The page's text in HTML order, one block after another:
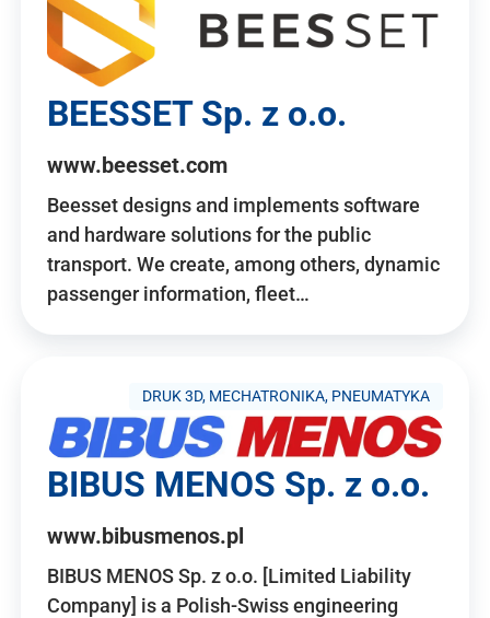
BEESSET Sp. z o.o.
www.beesset.com
Beesset designs and implements software
and hardware solutions for the public
transport. We create, among others, dynamic
passenger information, fleet…
DRUK 3D, MECHATRONIKA, PNEUMATYKA
BIBUS MENOS Sp. z o.o.
www.bibusmenos.pl
BIBUS MENOS Sp. z o.o. [Limited Liability
Company] is a Polish-Swiss engineering